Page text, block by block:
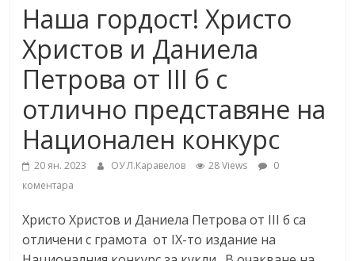
Наша гордост! Христо
Христов и Даниела
Петрова от III б с
отлично представяне на
Национален конкурс
20 ян. 2023 ОУ Л.Каравелов 28 Views
0
коментара
Христо Христов и Даниела Петрова от III б са
отличени с грамота от IX-то издание на